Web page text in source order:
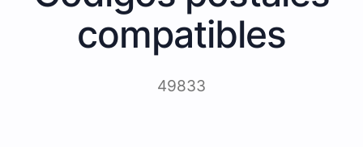
compatibles
49833